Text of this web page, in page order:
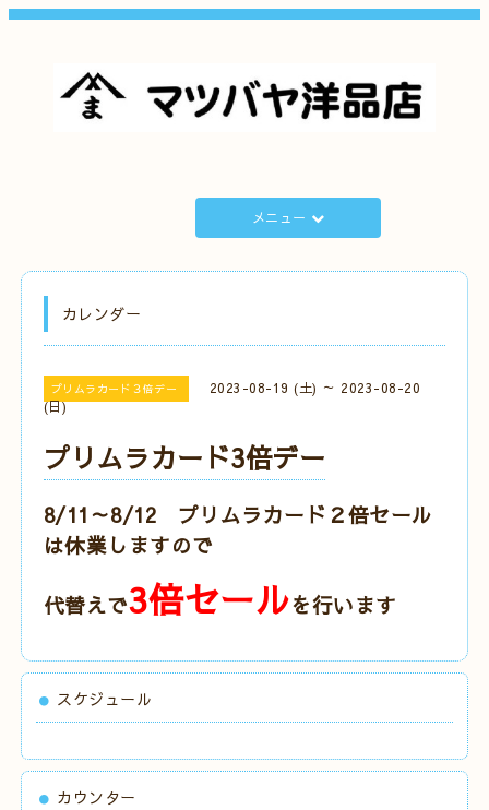
メニュー
カレンダー
プリムラカード３倍デー
2023-08-19 (土) ～ 2023-08-20
(日)
プリムラカード3倍デー
8/11～8/12 プリムラカード２倍セール
は休業しますので
代替えで3倍セールを行います
スケジュール
カウンター